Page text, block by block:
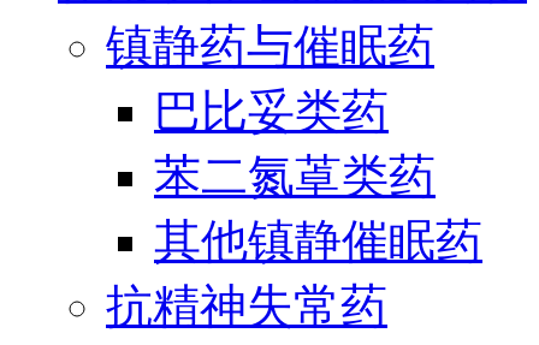
镇静药与催眠药
巴比妥类药
苯二氮䓬类药
其他镇静催眠药
抗精神失常药